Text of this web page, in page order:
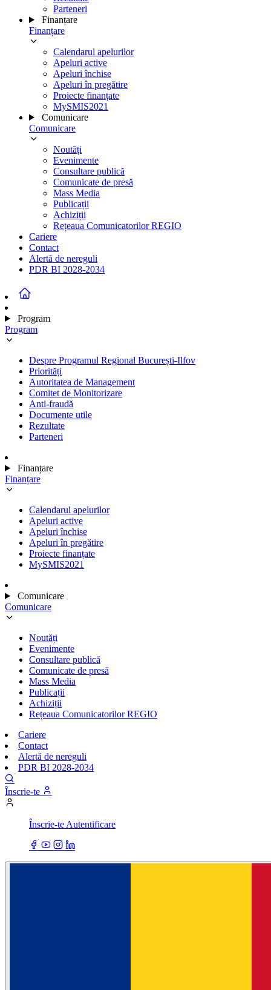
Parteneri
Finanțare
Finanțare
Calendarul apelurilor
Apeluri active
Apeluri închise
Apeluri în pregătire
Proiecte finanțate
MySMIS2021
Comunicare
Comunicare
Noutăți
Evenimente
Consultare publică
Comunicate de presă
Mass Media
Publicații
Achiziții
Rețeaua Comunicatorilor REGIO
Cariere
Contact
Alertă de nereguli
PDR BI 2028-2034
Program
Program
Despre Programul Regional București-Ilfov
Priorități
Autoritatea de Management
Comitet de Monitorizare
Anti-fraudă
Documente utile
Rezultate
Parteneri
Finanțare
Finanțare
Calendarul apelurilor
Apeluri active
Apeluri închise
Apeluri în pregătire
Proiecte finanțate
MySMIS2021
Comunicare
Comunicare
Noutăți
Evenimente
Consultare publică
Comunicate de presă
Mass Media
Publicații
Achiziții
Rețeaua Comunicatorilor REGIO
Cariere
Contact
Alertă de nereguli
PDR BI 2028-2034
Înscrie-te
Înscrie-te Autentificare